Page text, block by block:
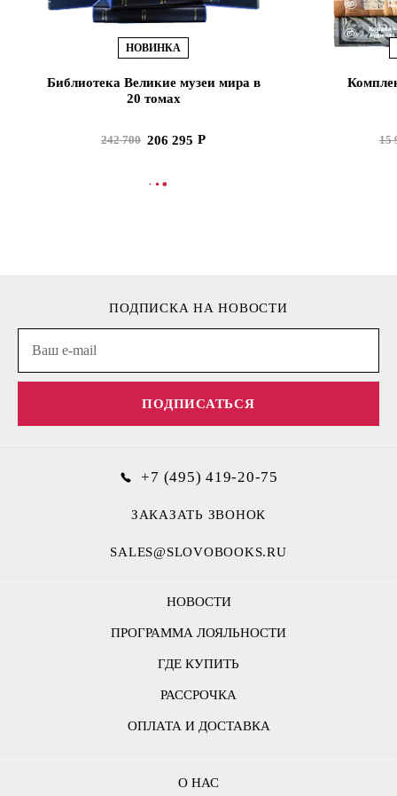
НОВИНКА
Библиотека Великие музеи мира в
20 томах
242 700 206 295
В КОРЗИНУ
15
НОВОСТИ
ПРОГРАММА ЛОЯЛЬНОСТИ
ГДЕ КУПИТЬ
РАССРОЧКА
ОПЛАТА И ДОСТАВКА
ПОДПИСКА НА НОВОСТИ
ПОДПИСАТЬСЯ
О НАС
+7 (495) 419-20-75
ЗАКАЗАТЬ ЗВОНОК
SALES@SLOVOBOOKS.RU